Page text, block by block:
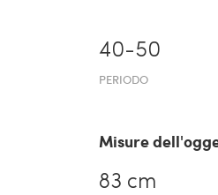
40-50
PERIODO
Misure
83 cm